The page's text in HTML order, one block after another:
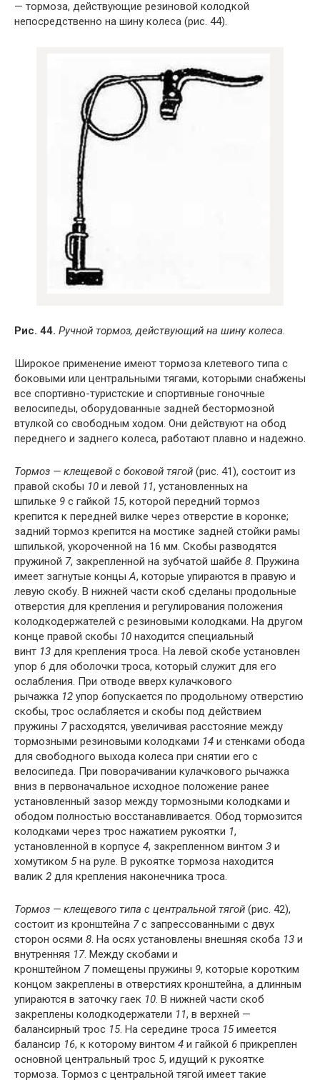
— тормоза, действующие резиновой колодкой
непосредственно на шину колеса (рис. 44).
Рис. 44. Ручной тормоз, действующий на шину колеса.
Широкое применение имеют тормоза клетевого типа с
боковыми или центральными тягами, которыми снабжены
все спортивно-туристские и спортивные гоночные
велосипеды, оборудованные задней бестормозной
втулкой со свободным ходом. Они действуют на обод
переднего и заднего колеса, работают плавно и надежно.
Тормоз — клещевой с боковой тягой (рис. 41), состоит из
правой скобы 10 и левой 11, установленных на
шпильке 9 с гайкой 15, которой передний тормоз
крепится к передней вилке через отверстие в коронке;
задний тормоз крепится на мостике задней стойки рамы
шпилькой, укороченной на 16 мм. Скобы разводятся
пружиной 7, закрепленной на зубчатой шайбе 8. Пружина
имеет загнутые концыА, которые упираются в правую и
левую скобу. В нижней части скоб сделаны продольные
отверстия для крепления и регулирования положения
колодкодержателей с резиновыми колодками. На другом
конце правой скобы 10 находится специальный
винт 13 для крепления троса. На левой скобе установлен
упор 6 для оболочки троса, который служит для его
ослабления. При отводе вверх кулачкового
рычажка 12 упор 6опускается по продольному отверстию
скобы, трос ослабляется и скобы под действием
пружины 7расходятся, увеличивая расстояние между
тормозными резиновыми колодками 14 и стенками обода
для свободного выхода колеса при снятии его с
велосипеда. При поворачивании кулачкового рычажка
вниз в первоначальное исходное положение ранее
установленный зазор между тормозными колодками и
ободом полностью восстанавливается. Обод тормозится
колодками через трос нажатием рукоятки 1,
установленной в корпусе 4, закрепленном винтом 3 и
хомутиком 5на руле. В рукоятке тормоза находится
валик 2 для крепления наконечника троса.
Тормоз — клещевого типа с центральной тягой (рис. 42),
состоит из кронштейна 7с запрессованными с двух
сторон осями 8. На осях установлены внешняя скоба 13 и
внутренняя 17. Между скобами и
кронштейном 7помещены пружины 9, которые коротким
концом закреплены в отверстиях кронштейна, а длинным
упираются в заточку гаек 10. В нижней части скоб
закреплены колодкодержатели 11, в верхней —
балансирный трос 15. На середине троса 15имеется
балансир 16, к которому винтом 4 и гайкой 6 прикреплен
основной центральный трос 5, идущий к рукоятке
тормоза. Тормоз с центральной тягой имеет такие